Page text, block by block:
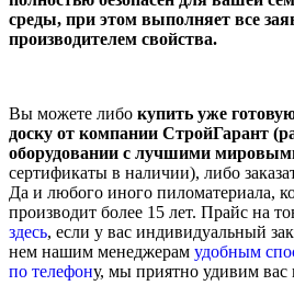
среды, при этом выполняет все
производителем свойства.
Вы можете либо купить уже
доску от компании СтройГарант
оборудовании с лучшими
сертификаты в наличии), либо
Да и любого иного пиломатериала,
производит более 15 лет. Прайс на
здесь, если у вас индивидуальный
нем нашим менеджерам удобным
по телефону, мы приятно удивим вас